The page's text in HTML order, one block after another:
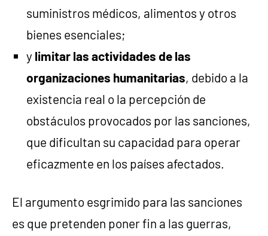
suministros médicos, alimentos y otros
bienes esenciales;
y limitar las actividades de las
organizaciones humanitarias, debido a la
existencia real o la percepción de
obstáculos provocados por las sanciones,
que dificultan su capacidad para operar
eficazmente en los países afectados.
El argumento esgrimido para las sanciones
es que pretenden poner fin a las guerras,